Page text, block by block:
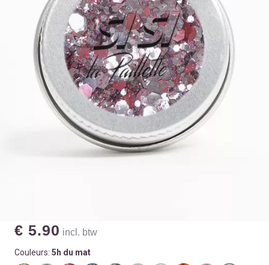
€ 5.90 incl. btw
Couleurs: 5h du mat